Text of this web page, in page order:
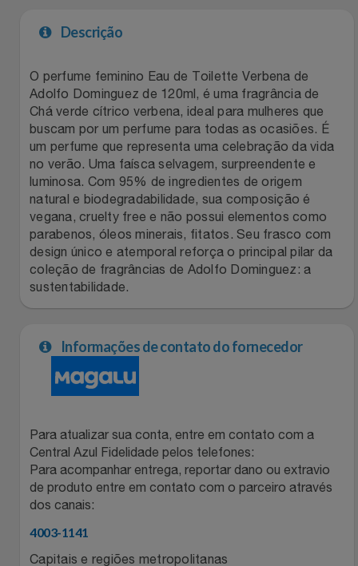
Mercado
Móveis
Natal
Notebooks E Tablet
Papelaria
Páscoa
Perfumaria
Perfume
Perfumes
Relógios
Mormaii
Natura
Netshoes
Oster
Perfumes & Cosméticos
Ponto Frio
Portal Das Malas
Porto Brasil
Renner
Safe – Escola De Aviação
Stanley Pmi
Sams Club
Descrição
O perfume feminino Eau de Toilette Verbena de
Adolfo Dominguez de 120ml, é uma fragrância de
Chá verde cítrico verbena, ideal para mulheres que
buscam por um perfume para todas as ocasiões. É
um perfume que representa uma celebração da vida
no verão. Uma faísca selvagem, surpreendente e
luminosa. Com 95% de ingredientes de origem
natural e biodegradabilidade, sua composição é
vegana, cruelty free e não possui elementos como
parabenos, óleos minerais, fitatos. Seu frasco com
design único e atemporal reforça o principal pilar da
coleção de fragrâncias de Adolfo Dominguez: a
sustentabilidade.
Informações de contato do fornecedor
Para atualizar sua conta, entre em contato com a
Central Azul Fidelidade pelos telefones:
Para acompanhar entrega, reportar dano ou extravio
de produto entre em contato com o parceiro através
dos canais:
4003-1141
Capitais e regiões metropolitanas